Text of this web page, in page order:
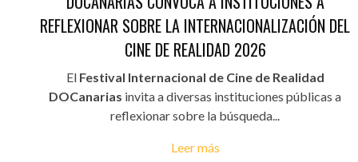
REFLEXIONAR SOBRE LA INTERNACIONALIZACIÓN DEL
CINE DE REALIDAD 2026
El Festival Internacional de Cine de Realidad
DOCanarias invita a diversas instituciones públicas a
reflexionar sobre la búsqueda...
Leer más